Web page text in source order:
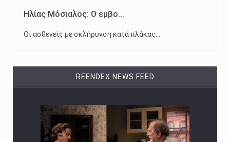
Ηλίας Μόσιαλος: Ο εμβο...
Οι ασθενείς με σκλήρυνση κατά πλάκας…
REENDEX NEWS FEED